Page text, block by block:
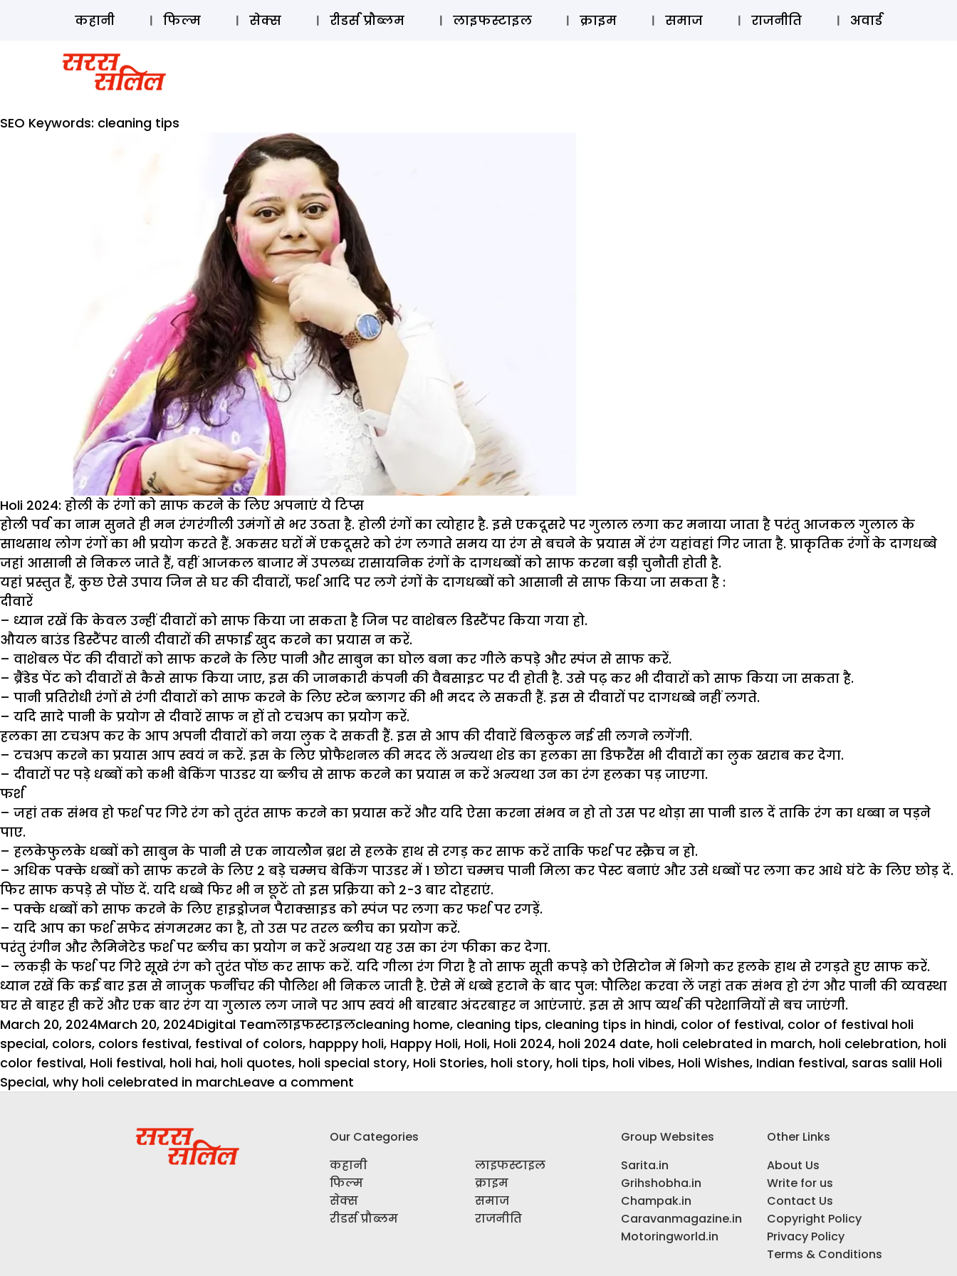
ऑडियो स्टोरी लॉग इन ⚲ SUBSCRIBE
कहानी फिल्म सेक्स रीडर्स प्रौब्लम लाइफस्टाइल क्राइम समाज राजनीति अवार्ड
SEO Keywords: cleaning tips
Holi 2024: होली के रंगों को साफ करने के लिए अपनाएं ये टिप्स
होली पर्व का नाम सुनते ही मन रंगरंगीली उमंगों से भर उठता है. होली रंगों का त्योहार है. इसे एकदूसरे पर गुलाल लगा कर मनाया जाता है परंतु आजकल गुलाल के
साथसाथ लोग रंगों का भी प्रयोग करते हैं. अकसर घरों में एकदूसरे को रंग लगाते समय या रंग से बचने के प्रयास में रंग यहांवहां गिर जाता है. प्राकृतिक रंगों के दागधब्बे
जहां आसानी से निकल जाते हैं, वहीं आजकल बाजार में उपलब्ध रासायनिक रंगों के दागधब्बों को साफ करना बड़ी चुनौती होती है.
यहां प्रस्तुत हैं, कुछ ऐसे उपाय जिन से घर की दीवारों, फर्श आदि पर लगे रंगों के दागधब्बों को आसानी से साफ किया जा सकता है :
दीवारें
– ध्यान रखें कि केवल उन्हीं दीवारों को साफ किया जा सकता है जिन पर वाशेबल डिस्टैंपर किया गया हो.
औयल बाउंड डिस्टैंपर वाली दीवारों की सफाई खुद करने का प्रयास न करें.
– वाशेबल पेंट की दीवारों को साफ करने के लिए पानी और साबुन का घोल बना कर गीले कपड़े और स्पंज से साफ करें.
– ब्रैंडेड पेंट को दीवारों से कैसे साफ किया जाए, इस की जानकारी कंपनी की वैबसाइट पर दी होती है. उसे पढ़ कर भी दीवारों को साफ किया जा सकता है.
– पानी प्रतिरोधी रंगों से रंगी दीवारों को साफ करने के लिए स्टेन ब्लागर की भी मदद ले सकती हैं. इस से दीवारों पर दागधब्बे नहीं लगते.
– यदि सादे पानी के प्रयोग से दीवारें साफ न हों तो टचअप का प्रयोग करें.
हलका सा टचअप कर के आप अपनी दीवारों को नया लुक दे सकती हैं. इस से आप की दीवारें बिलकुल नई सी लगने लगेंगी.
– टचअप करने का प्रयास आप स्वयं न करें. इस के लिए प्रोफैशनल की मदद लें अन्यथा शेड का हलका सा डिफरैंस भी दीवारों का लुक खराब कर देगा.
– दीवारों पर पड़े धब्बों को कभी बेकिंग पाउडर या ब्लीच से साफ करने का प्रयास न करें अन्यथा उन का रंग हलका पड़ जाएगा.
फर्श
– जहां तक संभव हो फर्श पर गिरे रंग को तुरंत साफ करने का प्रयास करें और यदि ऐसा करना संभव न हो तो उस पर थोड़ा सा पानी डाल दें ताकि रंग का धब्बा न पड़ने
पाए.
– हलकेफुलके धब्बों को साबुन के पानी से एक नायलौन ब्रश से हलके हाथ से रगड़ कर साफ करें ताकि फर्श पर स्क्रैच न हो.
– अधिक पक्के धब्बों को साफ करने के लिए 2 बड़े चम्मच बेकिंग पाउडर में 1 छोटा चम्मच पानी मिला कर पेस्ट बनाएं और उसे धब्बों पर लगा कर आधे घंटे के लिए छोड़ दें.
फिर साफ कपड़े से पोंछ दें. यदि धब्बे फिर भी न छूटें तो इस प्रक्रिया को 2-3 बार दोहराएं.
– पक्के धब्बों को साफ करने के लिए हाइड्रोजन पैराक्साइड को स्पंज पर लगा कर फर्श पर रगड़ें.
– यदि आप का फर्श सफेद संगमरमर का है, तो उस पर तरल ब्लीच का प्रयोग करें.
परंतु रंगीन और लैमिनेटेड फर्श पर ब्लीच का प्रयोग न करें अन्यथा यह उस का रंग फीका कर देगा.
– लकड़ी के फर्श पर गिरे सूखे रंग को तुरंत पोंछ कर साफ करें. यदि गीला रंग गिरा है तो साफ सूती कपड़े को ऐसिटोन में भिगो कर हलके हाथ से रगड़ते हुए साफ करें.
ध्यान रखें कि कई बार इस से नाजुक फर्नीचर की पौलिश भी निकल जाती है. ऐसे में धब्बे हटाने के बाद पुन: पौलिश करवा लें जहां तक संभव हो रंग और पानी की व्यवस्था
घर से बाहर ही करें और एक बार रंग या गुलाल लग जाने पर आप स्वयं भी बारबार अंदरबाहर न आएंजाएं. इस से आप व्यर्थ की परेशानियों से बच जाएंगी.
Posted
on
March 20, 2024March 20, 2024Author
Digital TeamCategories
लाइफस्टाइलTags
cleaning home, cleaning tips, cleaning tips in hindi, color of festival, color of festival holi
special, colors, colors festival, festival of colors, happpy holi, Happy Holi, Holi, Holi 2024, holi 2024 date, holi celebrated in march, holi celebration, holi
color festival, Holi festival, holi hai, holi quotes, holi special story, Holi Stories, holi story, holi tips, holi vibes, Holi Wishes, Indian festival, saras salil Holi
Special, why holi celebrated in marchLeave a comment
होली
के
रंगों
को
साफ
Our Categories
कहानी
फिल्म
सेक्स
रीडर्स प्रौब्लम
लाइफस्टाइल
क्राइम
समाज
राजनीति
Group Websites
Sarita.in
Grihshobha.in
Champak.in
Caravanmagazine.in
Motoringworld.in
Other Links
About Us
Write for us
Contact Us
Copyright Policy
Privacy Policy
Terms & Conditions